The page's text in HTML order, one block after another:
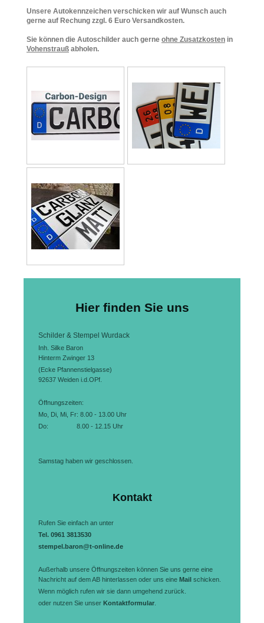
Unsere Autokennzeichen verschicken wir auf Wunsch auch
gerne auf Rechung zzgl. 6 Euro Versandkosten.
Sie können die Autoschilder auch gerne ohne Zusatzkosten in
Vohenstrauß abholen.
Hier finden Sie uns
Schilder & Stempel Wurdack
Inh. Silke Baron
Hinterm Zwinger 13
(Ecke Pfannenstielgasse)
92637 Weiden i.d.OPf.
Öffnungszeiten:
Mo, Di, Mi, Fr: 8.00 - 13.00 Uhr
Do: 8.00 - 12.15 Uhr
Samstag haben wir geschlossen.
Kontakt
Rufen Sie einfach an unter
Tel. 0961 3813530
stempel.baron@t-online.de
Außerhalb unsere Öffnungszeiten können Sie uns gerne eine
Nachricht auf dem AB hinterlassen oder uns eine Mail schicken.
Wenn möglich rufen wir sie dann umgehend zurück.
oder nutzen Sie unser Kontaktformular